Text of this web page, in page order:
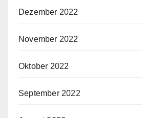
Dezember 2022
November 2022
Oktober 2022
September 2022